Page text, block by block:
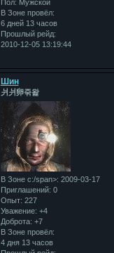
Пол: Мужской
В Зоне провёл:
6 дней 13 часов
Прошлый рейд:
2010-12-05 13:19:44
Шин
⽙⽙卵죾왍
В Зоне с:/span>: 2009-03-17
Приглашений: 0
Опыт: 227
Уважение: +4
Доброта: +7
В Зоне провёл:
4 дня 13 часов